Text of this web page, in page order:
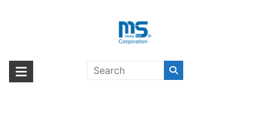
海外輸入ブランド商品｜株式会社
海外事業部が取り揃えている海外輸入商品には、日本では珍しい「海外ブ
ランド」をはじめ「ユニークな商品」「機能的な商品」「コストパフォー
iPhone XS Rose Gold〔アディダ